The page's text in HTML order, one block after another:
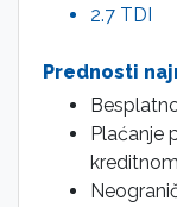
2.7 TDI
Prednosti
Plaćanje